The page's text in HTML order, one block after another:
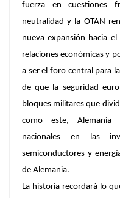
fuerza en cuestiones
neutralidad y la OTAN
nueva expansión hacia
relaciones económicas y
a ser el foro central para
de que la seguridad
bloques militares que
como este, Alemania
nacionales en las
semiconductores y
de Alemania.
La historia recordará lo